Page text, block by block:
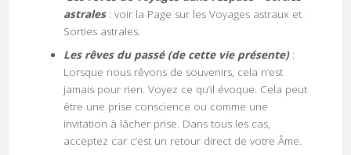
astrales: voir la Page sur les Voyages astraux et
Sorties astrales.
Les rêves du passé (de cette vie présente) :
Lorsque nous rêvons de souvenirs, cela n’est
jamais pour rien. Voyez ce qu’il évoque. Cela peut
être une prise conscience ou comme une
invitation à lâcher prise. Dans tous les cas,
acceptez car c’est un retour direct de votre Âme.